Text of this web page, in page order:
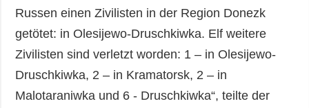
Russen einen Zivilisten in der Region Donezk
getötet: in Olesijewo-Druschkiwka. Elf weitere
Zivilisten sind verletzt worden: 1 – in Olesijewo-
Druschkiwka, 2 – in Kramatorsk, 2 – in
Malotaraniwka und 6 - Druschkiwka“, teilte der